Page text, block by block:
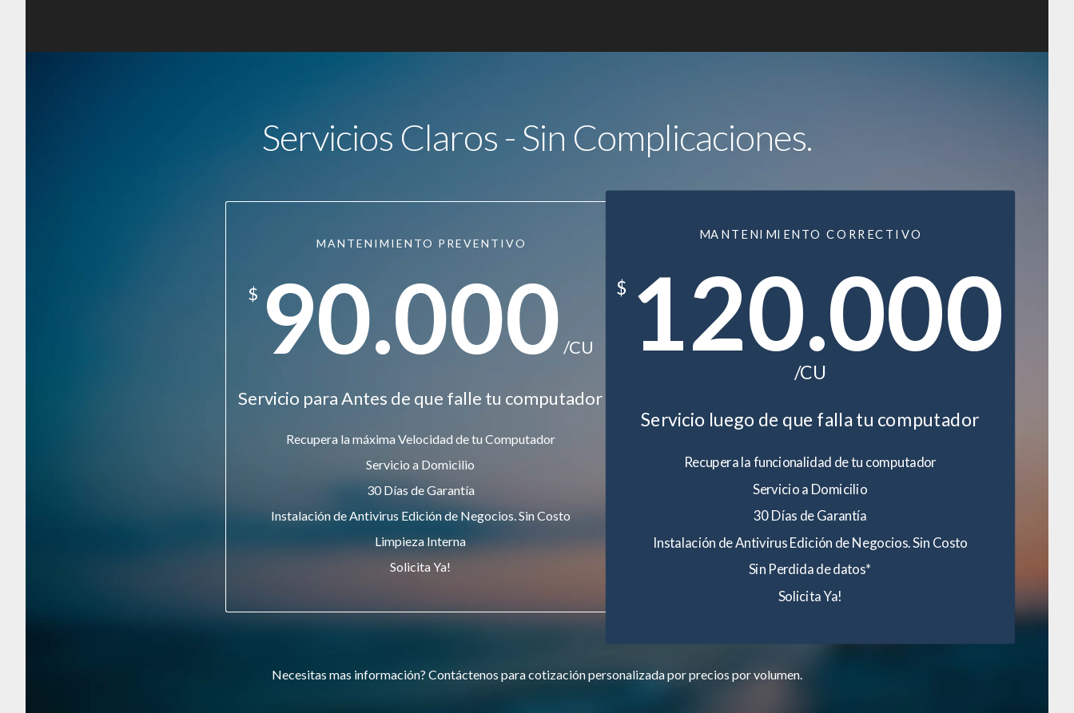
Servicios Claros - Sin Complicaciones.
MANTENIMIENTO PREVENTIVO
$ 90.000 /CU
Servicio para Antes de que falle tu computador
Recupera la máxima Velocidad de tu Computador
Servicio a Domicilio
30 Días de Garantía
Instalación de Antivirus Edición de Negocios. Sin Costo
Limpieza Interna
Solicita Ya!
MANTENIMIENTO CORRECTIVO
$ 120.000
/CU
Servicio luego de que falla tu computador
Recupera la funcionalidad de tu computador
Servicio a Domicilio
30 Días de Garantía
Instalación de Antivirus Edición de Negocios. Sin Costo
Sin Perdida de datos*
Solicita Ya!
Necesitas mas información? Contáctenos para cotización personalizada por precios por volumen.